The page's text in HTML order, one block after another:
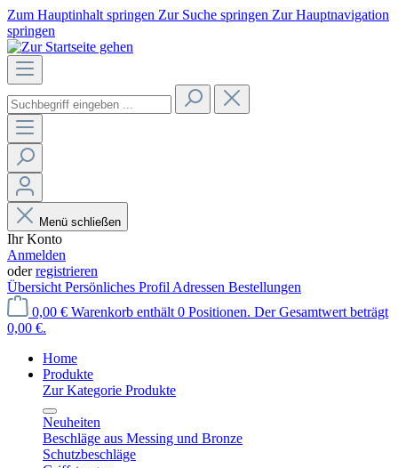
Zum Hauptinhalt springen Zur Suche springen Zur Hauptnavigation
springen
Menü schließen
Ihr Konto
Anmelden
oderregistrieren
Übersicht Persönliches Profil Adressen Bestellungen
0,00 € Warenkorb enthält 0 Positionen. Der Gesamtwert beträgt
0,00 €.
Home
Produkte
Zur Kategorie Produkte
Neuheiten
Beschläge aus Messing und Bronze
Schutzbeschläge